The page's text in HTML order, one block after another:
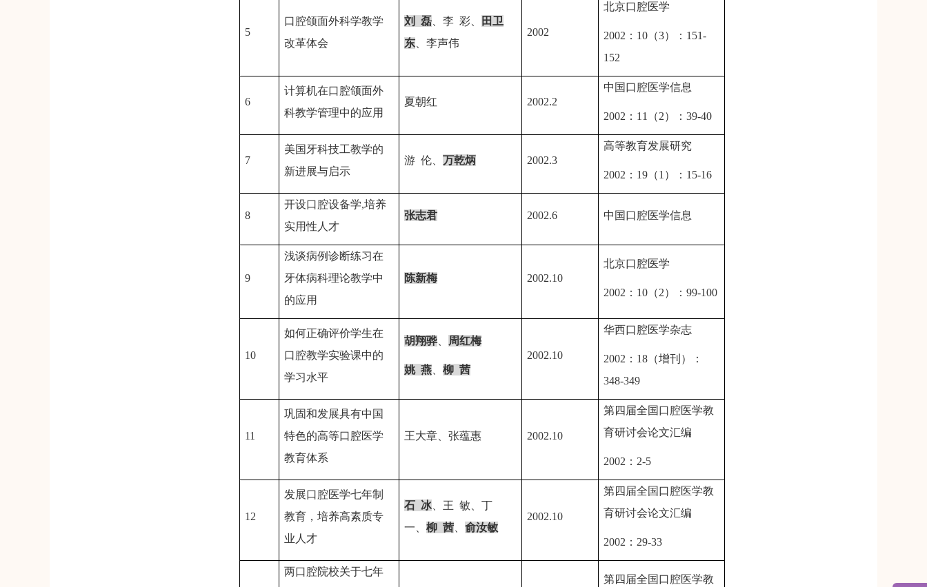
5
口腔颌面外科学教学
改革体会
刘 磊 、李 彩、
田卫
东 、李声伟
2002
北京口腔医学
2002 ： 10 （3）： 151-
152
6
计算机在口腔颌面外
科教学管理中的应用
夏朝红 2002.2
中国口腔医学信息
2002 ： 11 （2）：39-40
7
美国牙科技工教学的
新进展与启示
游 伦、万乾炳 2002.3
高等教育发展研究
2002 ： 19 （1 ）： 15-16
8
开设口腔设备学,培养
实用性人才
张志君 2002.6 中国口腔医学信息
9
浅谈病例诊断练习在
牙体病科理论教学中
的应用
陈新梅 2002.10
北京口腔医学
2002 ： 10 （2）：99-100
10
如何正确评价学生在
口腔教学实验课中的
学习水平
胡翔骅、 周红梅
姚 燕 、柳 茜
2002.10
华西口腔医学杂志
2002 ： 18 （增刊）：
348-349
11
巩固和发展具有中国
特色的高等口腔医学
教育体系
王大章、张蕴惠 2002.10
第四届全国口腔医学教
育研讨会论文汇编
2002 ： 2-5
12
发展口腔医学七年制
教育，培养高素质专
业人才
石 冰、王 敏、丁
一、柳 茜 、俞汝敏
2002.10
第四届全国口腔医学教
育研讨会论文汇编
2002 ： 29-33
两口腔院校关于七年
第四届全国口腔医学教